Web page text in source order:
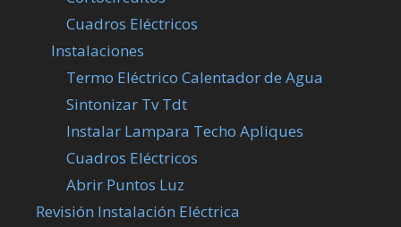
Cuadros Eléctricos
Instalaciones
Termo Eléctrico Calentador de Agua
Sintonizar Tv Tdt
Instalar Lampara Techo Apliques
Cuadros Eléctricos
Abrir Puntos Luz
Revisión Instalación Eléctrica